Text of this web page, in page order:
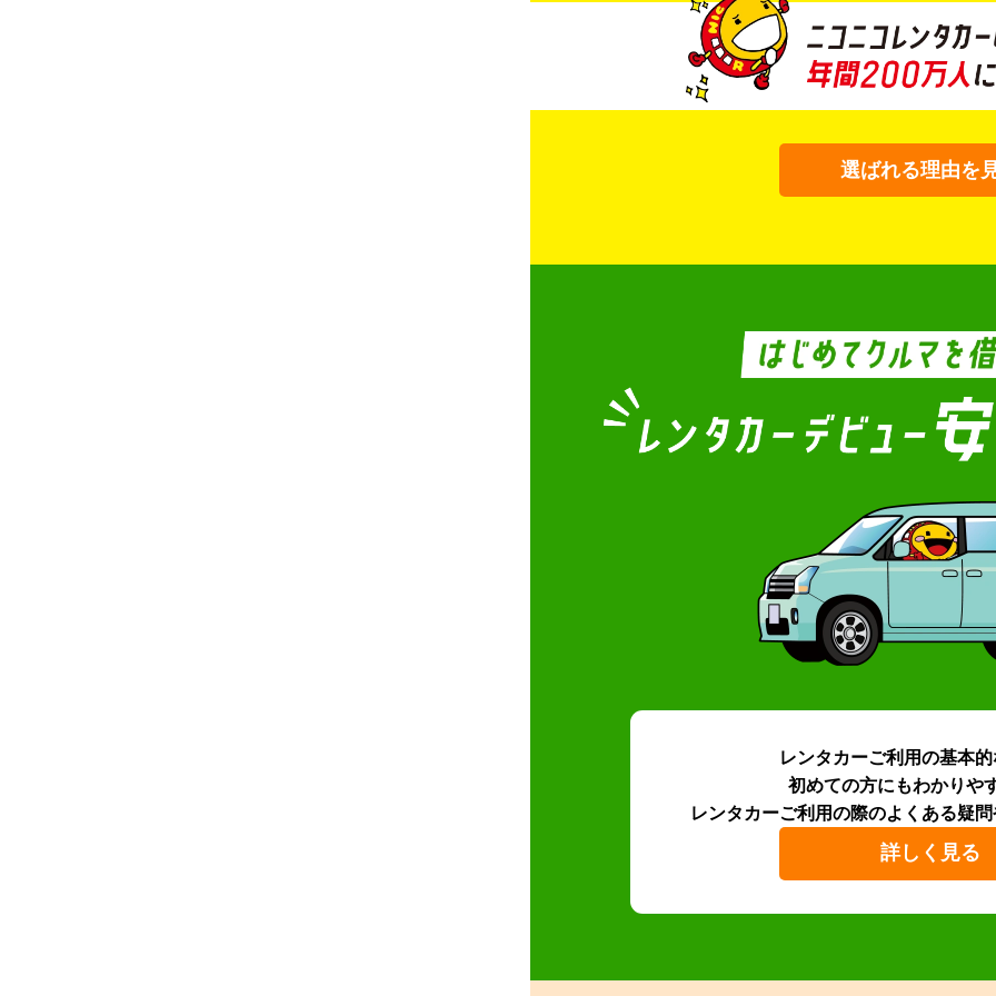
選ばれる理由を
レンタカーご利用の基本
初めての方にもわかりや
レンタカーご利用の際のよくある疑問
詳しく見る